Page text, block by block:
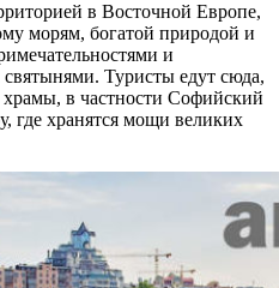
в Восточной Европе,
морям, богатой природой и
и
Туристы едут сюда,
храмы, в частности Софийский
где хранятся мощи великих